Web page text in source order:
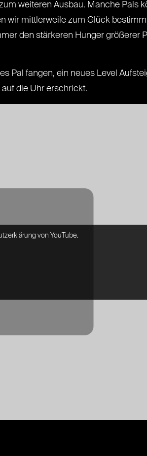
weiteren Ausbau. Manche Pals
wir mittlerweile zum Glück
den stärkeren Hunger größerer
Pal fangen, ein neues Level
die Uhr erschrickt.
von YouTube.